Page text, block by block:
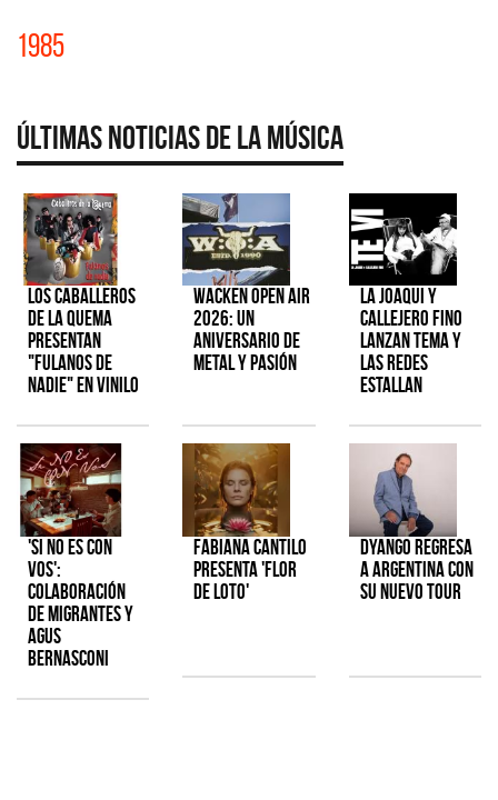
1985
Últimas Noticias de la Música
Los Caballeros
de la Quema
presentan
"Fulanos de
Nadie" en vinilo
Wacken Open Air
2026: Un
aniversario de
metal y pasión
La Joaqui y
Callejero Fino
lanzan tema y
las redes
estallan
'Si No Es Con
Vos':
colaboración
de Migrantes y
Agus
Bernasconi
Fabiana Cantilo
presenta 'Flor
de Loto'
Dyango regresa
a Argentina con
su nuevo tour